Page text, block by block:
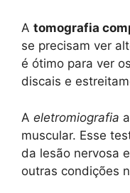
A tomografia
se precisam ver
é ótimo para ver
discais e
A eletromiografia
muscular. Esse
da lesão nervosa
outras condições